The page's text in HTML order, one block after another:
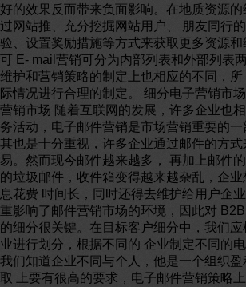
好的效果反而带来负面影响。在地质资源
过网站推、充分挖掘网站用户、 朋友同行
验、设置奖励措施等方式来获取更多资源
可 E- mail营销可分为内部列表和外部列表
维护和营销策略的制定上也相应的不同，
际情况进行合理的制定。 细分电子营销市
营销市场 随着互联网的发展，许多企业也
务活动，电子邮件营销是市场营销重要的
其也是十分重视，许多企业通过邮件的方
易。然而现今邮件越来越多， 再加上邮件
的垃圾邮件，收件箱变得越来越杂乱，企
息花费 时间长，同时还得去维护给用户企
重影响了邮件营销市场的环境，因此对
的细分很关键。在目标客户细分中，我们
业进行划分，根据不同的 企业制定不同的电
我们知道企业不同与个人，他是一个组织
取 上要有很高的要求，电子邮件营销策略